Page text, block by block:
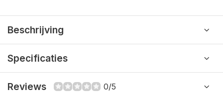
Beschrijving
Specificaties
Reviews 0/5